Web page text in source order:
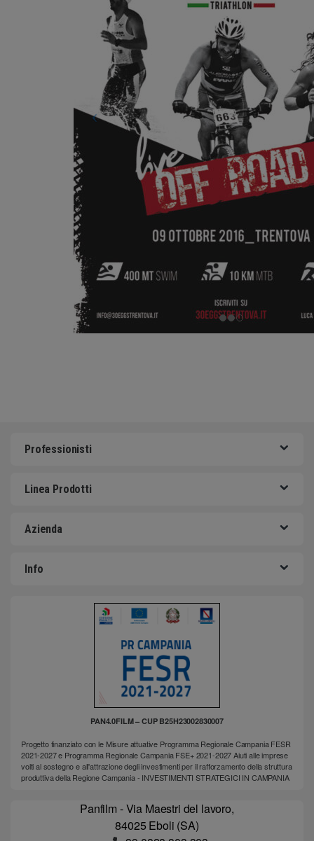
Professionisti
Linea Prodotti
Azienda
Info
PAN4.0FILM – CUP B25H23002830007
Progetto finanziato con le Misure attuative Programma Regionale Campania FESR
2021-2027 e Programma Regionale Campania FSE+ 2021-2027 Aiuti alle imprese
volti al sostegno e all'attrazione degli investimenti per il rafforzamento della struttura
produttiva della Regione Campania - INVESTIMENTI STRATEGICI IN CAMPANIA
Panfilm - Via Maestri del lavoro,
84025 Eboli (SA)